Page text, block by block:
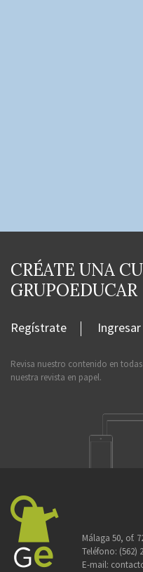
CRÉATE UNA
GRUPOEDUCAR
Regístrate Ingresar
Revisa nuestro contenido en
nuestra revista en papel.
Málaga 50, of.
Teléfono: (562)
E-mail: